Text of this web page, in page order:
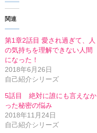
e
r
で
共
有
(
新
し
ィ
ン
ド
ウ
で
す
る
に
ク
リ
ッ
し
て
く
だ
さ
(
関連
第1章2話目 愛され過ぎて、人
の気持ちを理解できない人間
になった！
2018年6月26日
自己紹介シリーズ
5話目 絶対に誰にも言えなか
った秘密の悩み
2018年11月24日
自己紹介シリーズ